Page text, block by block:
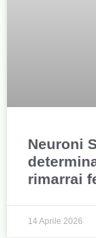
Neuroni
rimarrai
14 Aprile 2026